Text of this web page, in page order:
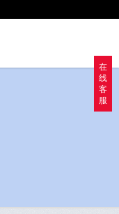
在
线
客
服